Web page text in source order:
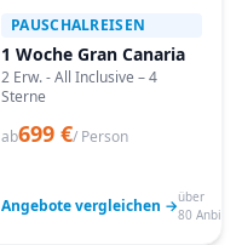
PAUSCHALREISEN
1 Woche Gran Canaria
2 Erw. - All Inclusive – 4
Sterne
ab699 €/ Person
Angebote vergleichen →über
80